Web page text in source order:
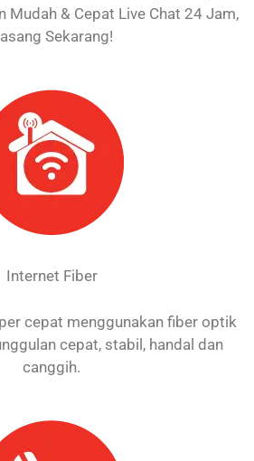
Mudah & Cepat Live Chat 24 Jam,
Sekarang!
Internet Fiber
cepat menggunakan fiber optik
cepat, stabil, handal dan
canggih.